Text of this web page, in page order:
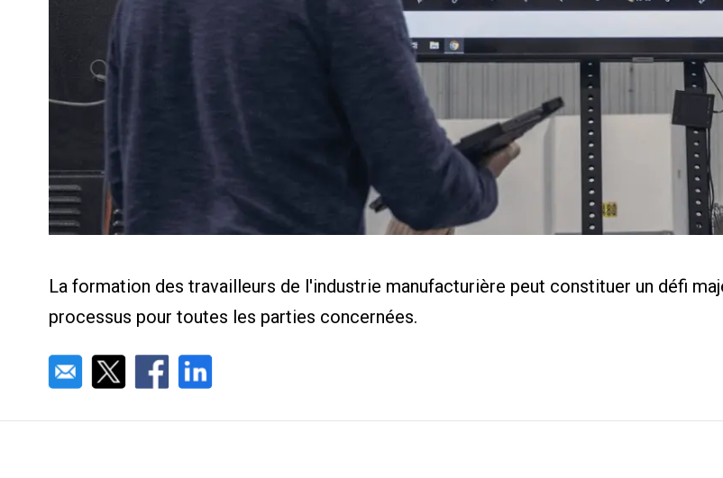
Calculateur de ROI
Dictionnaire
Études de cas
Événements
La formation des travailleurs de l'industrie manufacturière peut constituer un défi
processus pour toutes les parties concernées.